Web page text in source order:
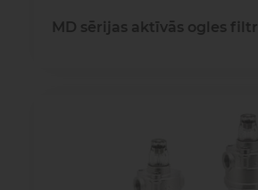
MD sērijas aktīvās ogles filtri